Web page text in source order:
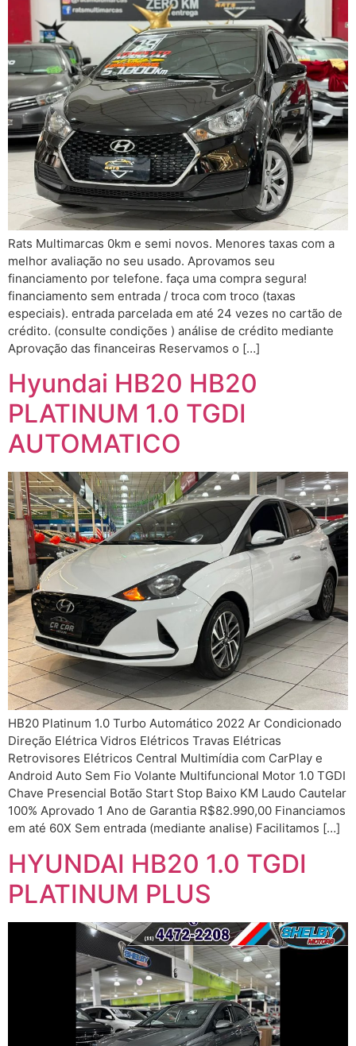
Rats Multimarcas 0km e semi novos. Menores taxas com a
melhor avaliação no seu usado. Aprovamos seu
financiamento por telefone. faça uma compra segura!
financiamento sem entrada / troca com troco (taxas
especiais). entrada parcelada em até 24 vezes no cartão de
crédito. (consulte condições ) análise de crédito mediante
Aprovação das financeiras Reservamos o […]
Hyundai HB20 HB20
PLATINUM 1.0 TGDI
AUTOMATICO
HB20 Platinum 1.0 Turbo Automático 2022 Ar Condicionado
Direção Elétrica Vidros Elétricos Travas Elétricas
Retrovisores Elétricos Central Multimídia com CarPlay e
Android Auto Sem Fio Volante Multifuncional Motor 1.0 TGDI
Chave Presencial Botão Start Stop Baixo KM Laudo Cautelar
100% Aprovado 1 Ano de Garantia R$82.990,00 Financiamos
em até 60X Sem entrada (mediante analise) Facilitamos […]
HYUNDAI HB20 1.0 TGDI
PLATINUM PLUS